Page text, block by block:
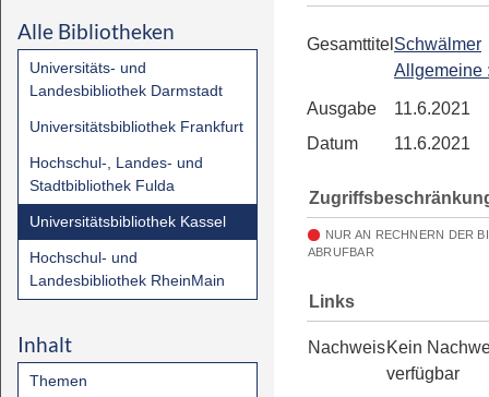
Alle Bibliotheken
Universitäts- und
Landesbibliothek Darmstadt
Universitätsbibliothek Frankfurt
Hochschul-, Landes- und
Stadtbibliothek Fulda
Universitätsbibliothek Kassel
Hochschul- und
Landesbibliothek RheinMain
Inhalt
Themen
Gesamttitel Schwälmer
Allgemeine
Ausgabe
11.6.2021
Datum
11.6.2021
NUR AN RECHNERN DER
ABRUFBAR
Links
NachweisKein
verfügbar